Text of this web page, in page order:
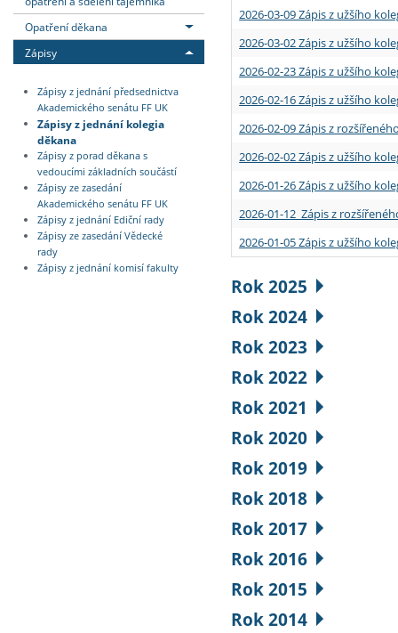
Opatření děkana
Zápisy
Zápisy z jednání předsednictva
Akademického senátu FF UK
Zápisy z jednání kolegia
děkana
Zápisy z porad děkana s
vedoucími základních součástí
Zápisy ze zasedání
Akademického senátu FF UK
Zápisy z jednání Ediční rady
Zápisy ze zasedání Vědecké
rady
Zápisy z jednání komisí fakulty
2026-03-09 Zápis z užšího
2026-03-02 Zápis z užšího
2026-02-23 Zápis z užšího
2026-02-16 Zápis z užšího
2026-02-09 Zápis z
2026-02-02 Zápis z užšího
2026-01-26 Zápis z užšího
2026-01-12 Zápis z
2026-01-05 Zápis z užšího
Rok 2025
Rok 2024
Rok 2023
Rok 2022
Rok 2021
Rok 2020
Rok 2019
Rok 2018
Rok 2017
Rok 2016
Rok 2015
Rok 2014